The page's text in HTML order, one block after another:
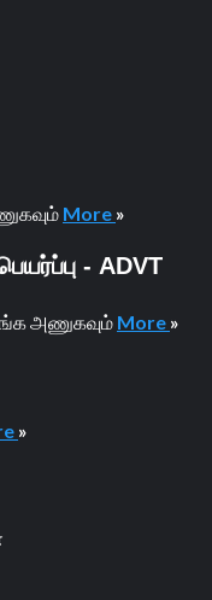
More »
- ADVT
அணுகவும் More »
»